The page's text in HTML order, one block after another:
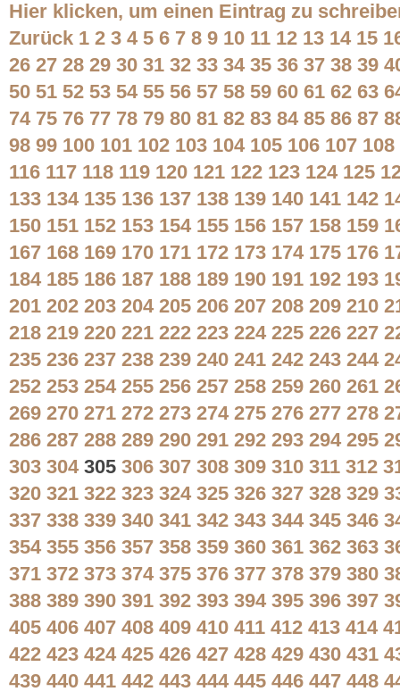
Hier klicken, um einen Eintrag zu
Zurück 1 2 3 4 5 6 7 8 9 10 11 12 13 14 15
26 27 28 29 30 31 32 33 34 35 36 37 38 39
50 51 52 53 54 55 56 57 58 59 60 61 62 63
74 75 76 77 78 79 80 81 82 83 84 85 86 87
98 99 100 101 102 103 104 105 106 107 108
116 117 118 119 120 121 122 123 124 125
133 134 135 136 137 138 139 140 141 142
150 151 152 153 154 155 156 157 158 159
167 168 169 170 171 172 173 174 175 176
184 185 186 187 188 189 190 191 192 193
201 202 203 204 205 206 207 208 209 210
218 219 220 221 222 223 224 225 226 227
235 236 237 238 239 240 241 242 243 244
252 253 254 255 256 257 258 259 260 261
269 270 271 272 273 274 275 276 277 278
286 287 288 289 290 291 292 293 294 295
303 304 305 306 307 308 309 310 311 312
320 321 322 323 324 325 326 327 328 329
337 338 339 340 341 342 343 344 345 346
354 355 356 357 358 359 360 361 362 363
371 372 373 374 375 376 377 378 379 380
388 389 390 391 392 393 394 395 396 397
405 406 407 408 409 410 411 412 413 414
422 423 424 425 426 427 428 429 430 431
439 440 441 442 443 444 445 446 447 448